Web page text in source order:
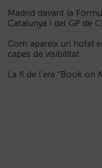
Madrid davant la
Catalunya i del GP de
Com apareix un hotel
capes de visibilitat
La fi de l’era “Book on